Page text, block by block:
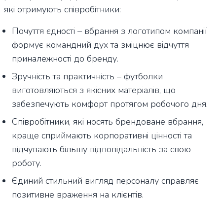
які отримують співробітники:
Почуття єдності – вбрання з логотипом компанії
формує командний дух та зміцнює відчуття
приналежності до бренду.
Зручність та практичність – футболки
виготовляються з якісних матеріалів, що
забезпечують комфорт протягом робочого дня.
Співробітники, які носять брендоване вбрання,
краще сприймають корпоративні цінності та
відчувають більшу відповідальність за свою
роботу.
Єдиний стильний вигляд персоналу справляє
позитивне враження на клієнтів.